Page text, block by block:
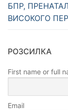
БПР,
ВИСОКОГО
РОЗСИЛКА
First name or full
Email